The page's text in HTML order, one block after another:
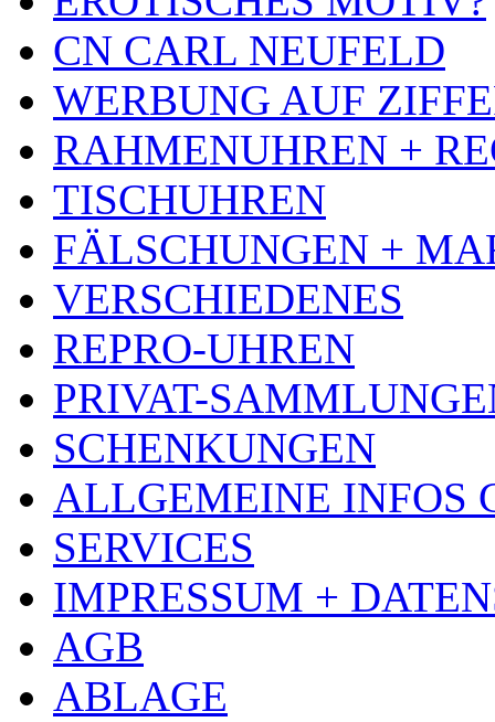
CN CARL NEUFELD
WERBUNG AUF
RAHMENUHREN +
TISCHUHREN
FÄLSCHUNGEN +
VERSCHIEDENES
REPRO-UHREN
PRIVAT-
SCHENKUNGEN
ALLGEMEINE INFOS
SERVICES
IMPRESSUM +
AGB
ABLAGE